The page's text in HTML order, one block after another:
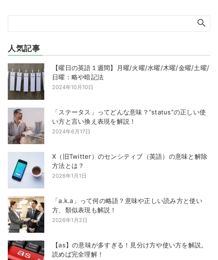
人気記事
【曜日の英語１週間】月曜/火曜/水曜/木曜/金曜/土曜/
日曜：略や暗記法
2024年10月10日
「ステータス」ってどんな意味？”status”の正しい使
い方と言い換え表現を解説！
2024年6月17日
X（旧Twitter）のセンシティブ（英語）の意味と解除
方法とは？
2026年1月1日
「a.k.a」って何の略語？意味や正しい読み方と使い
方、類似表現も解説！
2026年1月2日
【as】の意味が多すぎる！見分け方や使い方を解説。
読めば完全理解！